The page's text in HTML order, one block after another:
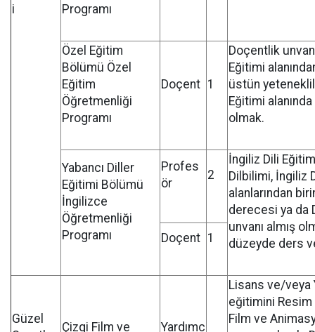
i
Programı
Özel Eğitim
Bölümü Özel
Eğitim
Öğretmenliği
Programı
Doçent 1
Doçentlik
Eğitimi
üstün
Eğitimi
olmak.
Yabancı Diller
Eğitimi Bölümü
İngilizce
Öğretmenliği
Programı
Profes
ör
2
İngiliz Dili
Dilbilimi, İngiliz
alanlarından
derecesi ya da
unvanı almış
düzeyde ders
Doçent 1
Güzel
Çizgi Film ve
Yardımc
Lisans ve/veya
eğitimini
Film ve